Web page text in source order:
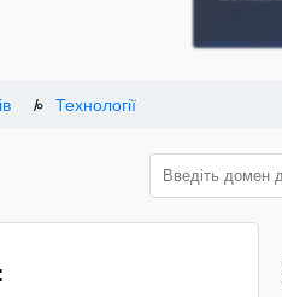
Технології